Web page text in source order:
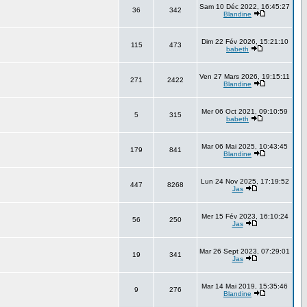
36 342
Sam 10 Déc 2022, 16:45:27
Blandine
115 473
Dim 22 Fév 2026, 15:21:10
babeth
271 2422
Ven 27 Mars 2026, 19:15:11
Blandine
5 315
Mer 06 Oct 2021, 09:10:59
babeth
179 841
Mar 06 Mai 2025, 10:43:45
Blandine
447 8268
Lun 24 Nov 2025, 17:19:52
Jas
56 250
Mer 15 Fév 2023, 16:10:24
Jas
19 341
Mar 26 Sept 2023, 07:29:01
Jas
9 276
Mar 14 Mai 2019, 15:35:46
Blandine